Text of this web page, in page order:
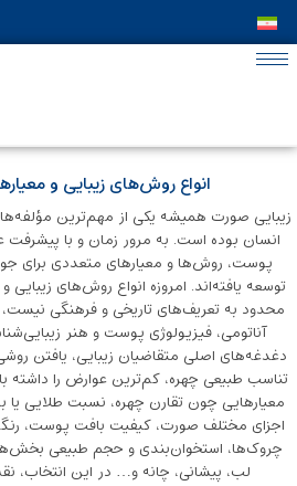
انواع روش‌های زیبایی و
زیبایی صورت همیشه یکی از مهم‌ترین
انسان بوده است. به مرور زمان و با پیشرفت
پوست، روش‌ها و معیارهای متعددی برای
توسعه یافته‌اند. امروزه انواع روش‌های زیبایی
محدود به تعریف‌های تاریخی و فرهنگی نیست،
آناتومی، فیزیولوژی پوست و هنر
دغدغه‌های اصلی متقاضیان زیبایی،
تناسب طبیعی چهره، کم‌ترین عوارض را داشته
اجزای مختلف صورت، کیفیت بافت پوست،
چروک‌ها، استخوان‌بندی و حجم طبیعی
لب، پیشانی، چانه و… در این انتخاب،